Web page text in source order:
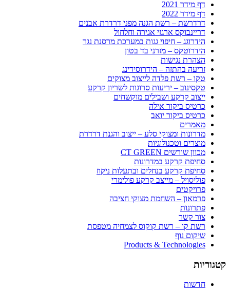
דף מידר 2021
דף מידר 2022
דרדרשת – רשת הגנה מפני דרדרת אבנים
דריינבוקס ארגזי אגירה וחלחול
הידרוגג – חיפוי גגות במערכת מרסנת נגר
הידרוטקס – מזרני בד בטון
הצהרת נגישות
זריעה בהתזה – הידרוסידינג
טקו – רשת פלדה לייצוב מצוקים
טקסינוב – יריעות סרוגות לשריון קרקע
ייצוב קרקע ושבילים מוקשחים
כרטיס ביקור אילה
כרטיס ביקור יואב
מאמרים
מדרונות ומצוקי סלע – ייצוב והגנת דרדרת
מוצרים וטכנולוגיות
מכוון שורשים CT GREEN
סחיפת קרקע במדרונות
סחיפת קרקע בנחלים ובתעלות ניקוז
פוליסויל – מייצב קרקע פולימרי
פרויקטים
פרמאון – השחמת מצוקי חציבה
פתרונות
צור קשר
רשת קו – רשת קוקוס לצמחיה מטפסת
שיקום נוף
Products & Technologies
קטגוריות
חדשות